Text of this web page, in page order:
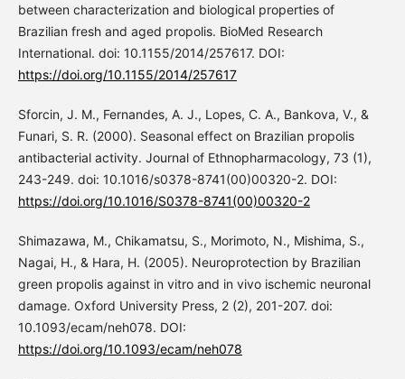
between characterization and biological properties of
Brazilian fresh and aged propolis. BioMed Research
International. doi: 10.1155/2014/257617. DOI:
https://doi.org/10.1155/2014/257617
Sforcin, J. M., Fernandes, A. J., Lopes, C. A., Bankova, V., &
Funari, S. R. (2000). Seasonal effect on Brazilian propolis
antibacterial activity. Journal of Ethnopharmacology, 73 (1),
243-249. doi: 10.1016/s0378-8741(00)00320-2. DOI:
https://doi.org/10.1016/S0378-8741(00)00320-2
Shimazawa, M., Chikamatsu, S., Morimoto, N., Mishima, S.,
Nagai, H., & Hara, H. (2005). Neuroprotection by Brazilian
green propolis against in vitro and in vivo ischemic neuronal
damage. Oxford University Press, 2 (2), 201-207. doi:
10.1093/ecam/neh078. DOI:
https://doi.org/10.1093/ecam/neh078